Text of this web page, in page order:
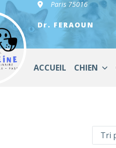
Paris 75016
Dr. FERAOUN
ACCUEIL CHIEN